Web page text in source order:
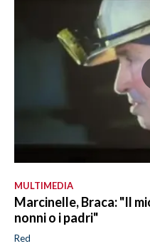
MULTIMEDIA
Marcinelle, Braca: "Il
nonni o i padri"
Red